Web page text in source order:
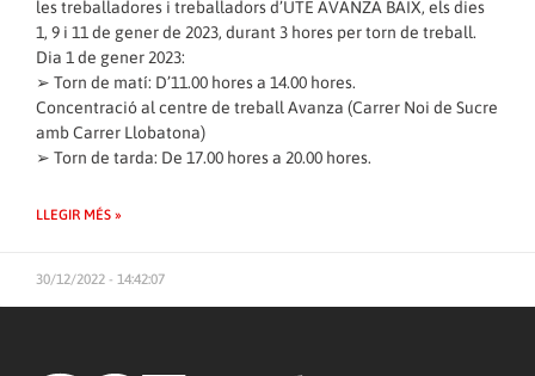
les treballadores i treballadors d’UTE AVANZA BAIX, els dies
1, 9 i 11 de gener de 2023, durant 3 hores per torn de treball.
Dia 1 de gener 2023:
➢ Torn de matí: D’11.00 hores a 14.00 hores.
Concentració al centre de treball Avanza (Carrer Noi de Sucre
amb Carrer Llobatona)
➢ Torn de tarda: De 17.00 hores a 20.00 hores.
LLEGIR MÉS »
30/12/2022 - 14:42:07